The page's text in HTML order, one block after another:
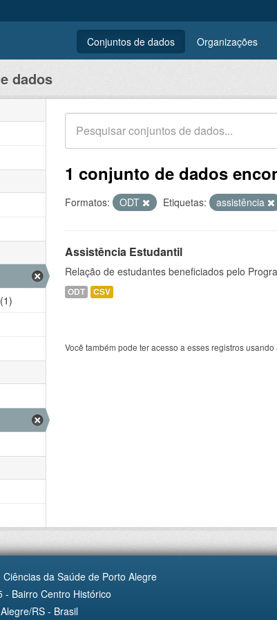
Conjuntos de dados Organizações
dados
1 conjunto de dados
Formatos: ODT Etiquetas: assistência
Assistência Estudantil
Relação de estudantes beneficiados pelo
ODT CSV
Você também pode ter acesso a esses registros usando
da Saúde de Porto Alegre
- Bairro Centro Histórico
RS - Brasil